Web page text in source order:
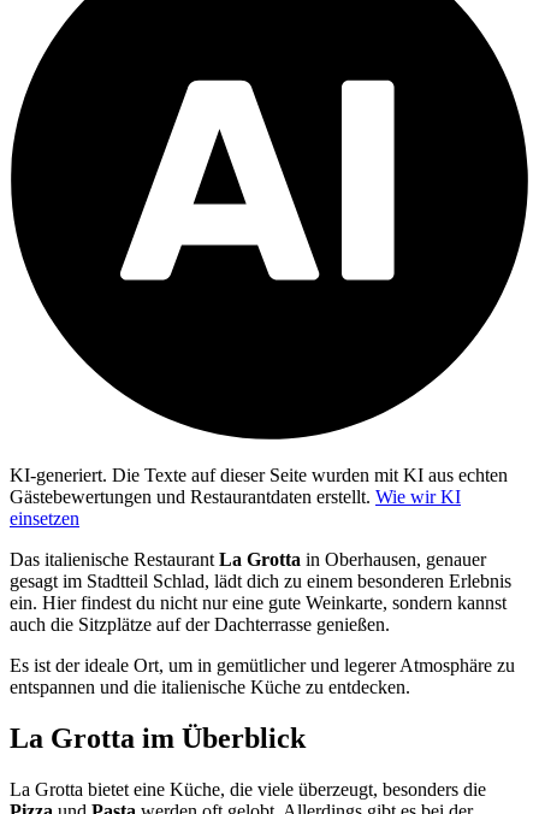
KI-generiert. Die Texte auf dieser Seite wurden mit KI aus echten
Gästebewertungen und Restaurantdaten erstellt. Wie wir KI
einsetzen
Das italienische Restaurant La Grotta in Oberhausen, genauer
gesagt im Stadtteil Schlad, lädt dich zu einem besonderen Erlebnis
ein. Hier findest du nicht nur eine gute Weinkarte, sondern kannst
auch die Sitzplätze auf der Dachterrasse genießen.
Es ist der ideale Ort, um in gemütlicher und legerer Atmosphäre zu
entspannen und die italienische Küche zu entdecken.
La Grotta im Überblick
La Grotta bietet eine Küche, die viele überzeugt, besonders die